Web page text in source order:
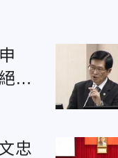
不
忠